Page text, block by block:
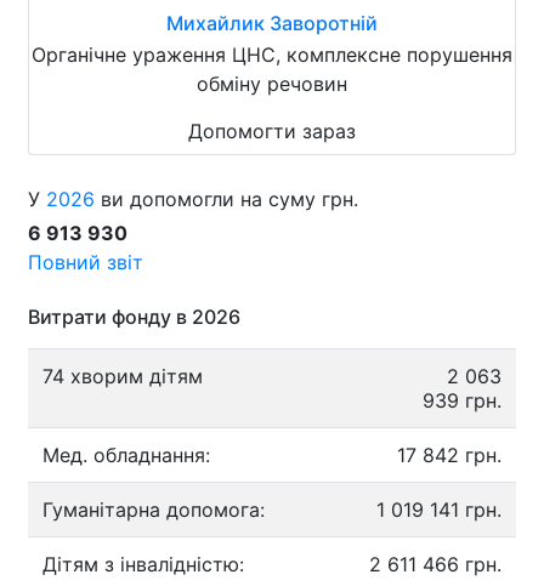
Михайлик Заворотній
Органічне ураження ЦНС, комплексне порушення
обміну речовин
Допомогти зараз
У 2026 ви допомогли на суму грн.
6 913 930
Повний звіт
Витрати фонду в 2026
74 хворим дітям
2 063
939 грн.
Мед. обладнання: 17 842 грн.
Гуманітарна допомога: 1 019 141 грн.
Дітям з інвалідністю: 2 611 466 грн.